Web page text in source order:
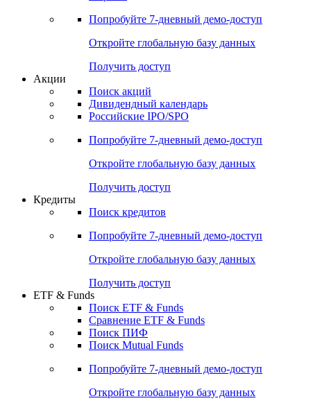
Cbonds Pages
Опросы
Попробуйте7-дневный
Откройте глобальную базу данных
Получить доступ
Поиск акций
Российские IPO/SPO
Попробуйте7-дневный
Откройте глобальную базу данных
Получить доступ
Поиск кредитов
Попробуйте7-дневный
Откройте глобальную базу данных
Получить доступ
ETF & Funds
Сравнение ETF & Funds
Поиск Mutual Funds